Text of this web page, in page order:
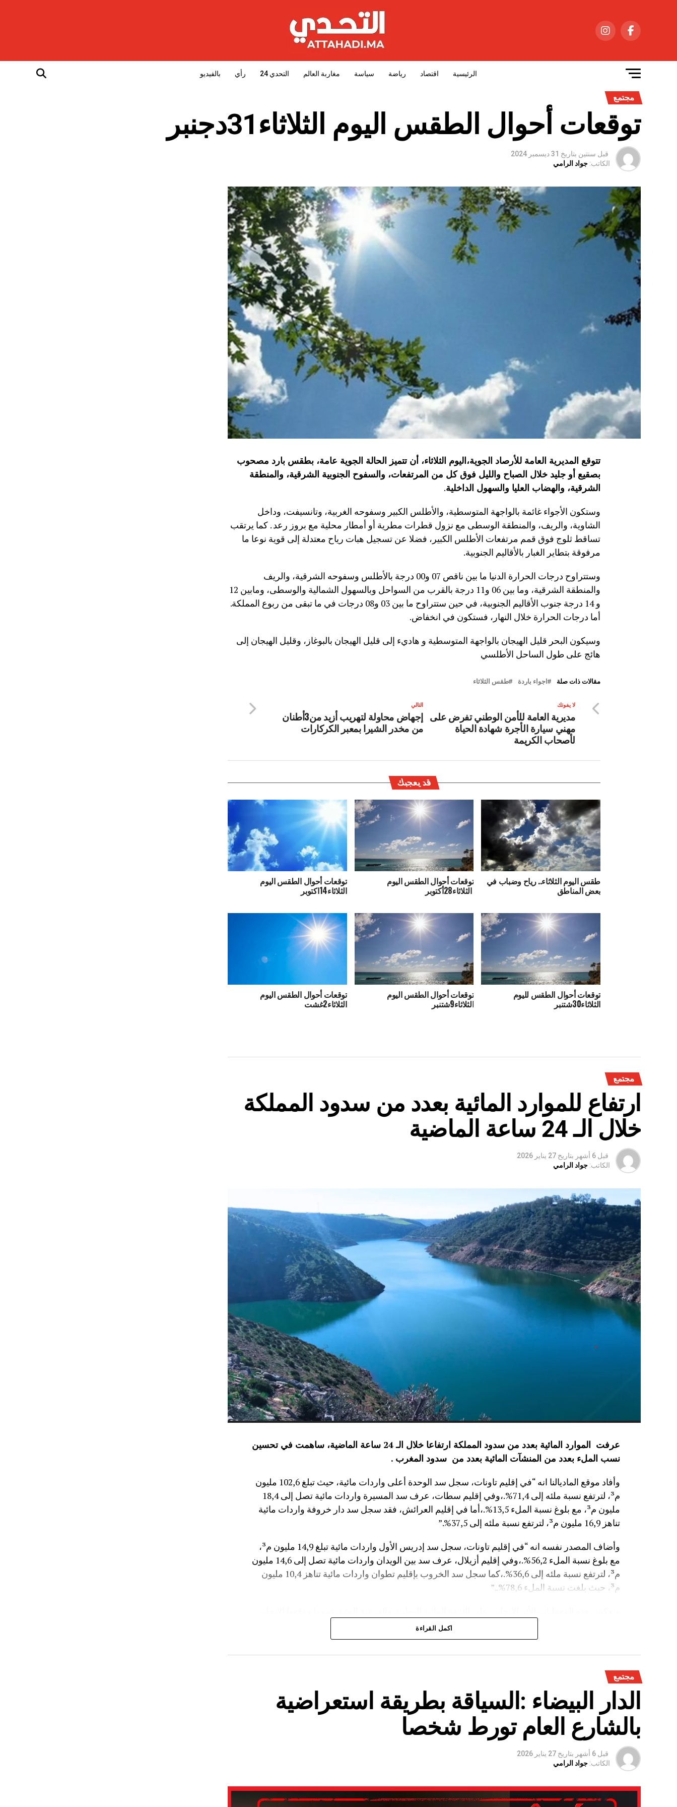
الرئيسية اقتصاد رياضة سياسة مغاربة العالم التحدي 24 رأي بالفيديو
مجتمع
توقعات أحوال الطقس اليوم الثلاثاء31دجنبر
قبل سنتين بتاريخ 31 ديسمبر 2024
الكاتب: جواد الرامي
تتوقع المديرية العامة للأرصاد الجوية،اليوم الثلاثاء، أن تتميز الحالة الجوية عامة، بطقس بارد مصحوب
بصقيع أو جليد خلال الصباح والليل فوق كل من المرتفعات، والسفوح الجنوبية الشرقية، والمنطقة
الشرقية، والهضاب العليا والسهول الداخلية.
وستكون الأجواء غائمة بالواجهة المتوسطية، والأطلس الكبير وسفوحه الغربية، وتانسيفت، وداخل
الشاوية، والريف، والمنطقة الوسطى مع نزول قطرات مطرية أو أمطار محلية مع بروز رعد . كما يرتقب
تساقط ثلوج فوق قمم مرتفعات الأطلس الكبير، فضلا عن تسجيل هبات رياح معتدلة إلى قوية نوعا ما
مرفوقة بتطاير الغبار بالأقاليم الجنوبية.
وستتراوح درجات الحرارة الدنيا ما بين ناقص 07 و00 درجة بالأطلس وسفوحه الشرقية، والريف
والمنطقة الشرقية، وما بين 06 و11 درجة بالقرب من السواحل وبالسهول الشمالية والوسطى، ومابين 12
و 14 درجة جنوب الأقاليم الجنوبية، في حين ستتراوح ما بين 03 و08 درجات في ما تبقى من ربوع المملكة.
أما درجات الحرارة خلال النهار، فستكون في انخفاض.
وسيكون البحر قليل الهيجان بالواجهة المتوسطية و هاديء إلى قليل الهيجان بالبوغاز، وقليل الهيجان إلى
هائج على طول الساحل الأطلسي
مقالات ذات صلة اجواء باردة طقس الثلاثاء
التالي
إجهاض محاولة لتهريب أزيد من3أطنان
من مخدر الشيرا بمعبر الكركارات
لا يفوتك
مديرية العامة للأمن الوطني تفرض على
مهني سيارة الأجرة شهادة الحياة
لأصحاب الكريمة
قد يعجبك
طقس اليوم الثلاثاء.. رياح وضباب في
بعض المناطق
توقعات أحوال الطقس اليوم
الثلاثاء28أكتوبر
توقعات أحوال الطقس اليوم
الثلاثاء14اكتوبر
توقعات أحوال الطقس لليوم
الثلاثاء30شتنبر
توقعات أحوال الطقس اليوم
الثلاثاء9شتنبر
توقعات أحوال الطقس اليوم
الثلاثاء2غشت
مجتمع
ارتفاع للموارد المائية بعدد من سدود المملكة
خلال الـ 24 ساعة الماضية
قبل 6 أشهر بتاريخ 27 يناير 2026
الكاتب: جواد الرامي
عرفت الموارد المائية بعدد من سدود المملكة ارتفاعا خلال الـ 24 ساعة الماضية، ساهمت في تحسين
نسب الملء بعدد من المنشآت المائية بعدد من سدود المغرب .
وأفاد موقع الماديالنا انه “في إقليم تاونات، سجل سد الوحدة أعلى واردات مائية، حيث تبلغ 102,6 مليون
م³، لترتفع نسبة ملئه إلى 71,4%.،وفي إقليم سطات، عرف سد المسيرة واردات مائية تصل إلى 18,4
مليون م³، مع بلوغ نسبة الملء 13,5%.،أما في إقليم العرائش، فقد سجل سد دار خروفة واردات مائية
تناهز 16,9 مليون م³، لترتفع نسبة ملئه إلى 37,5%.”
وأضاف المصدر نفسه انه “في إقليم تاونات، سجل سد إدريس الأول واردات مائية تبلغ 14,9 مليون م³،
مع بلوغ نسبة الملء 56,2%.،وفي إقليم أزيلال، عرف سد بين الويدان واردات مائية تصل إلى 14,6 مليون
م³، لترتفع نسبة ملئه إلى 36,6%.،كما سجل سد الخروب بإقليم تطوان واردات مائية تناهز 10,4 مليون
م³، حيث بلغت نسبة الملء 78,6%..”
اكمل القراءة
مجتمع
الدار البيضاء :السياقة بطريقة استعراضية
بالشارع العام تورط شخصا
قبل 6 أشهر بتاريخ 27 يناير 2026
الكاتب: جواد الرامي